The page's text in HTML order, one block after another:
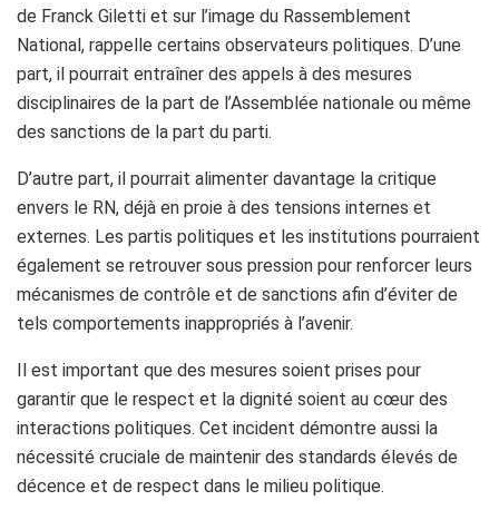
de Franck Giletti et sur l’image du Rassemblement
National, rappelle certains observateurs politiques. D’une
part, il pourrait entraîner des appels à des mesures
disciplinaires de la part de l’Assemblée nationale ou même
des sanctions de la part du parti.
D’autre part, il pourrait alimenter davantage la critique
envers le RN, déjà en proie à des tensions internes et
externes. Les partis politiques et les institutions pourraient
également se retrouver sous pression pour renforcer leurs
mécanismes de contrôle et de sanctions afin d’éviter de
tels comportements inappropriés à l’avenir.
Il est important que des mesures soient prises pour
garantir que le respect et la dignité soient au cœur des
interactions politiques. Cet incident démontre aussi la
nécessité cruciale de maintenir des standards élevés de
décence et de respect dans le milieu politique.